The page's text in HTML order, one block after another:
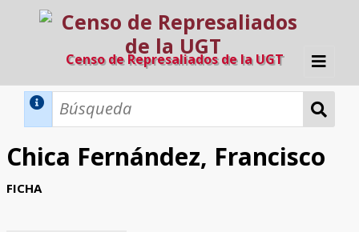
Censo de Represaliados de la UGT
Inicio
Búsqueda Dinámica
Búsqueda Avanzada
Chica Fernández, Francisco
FICHA